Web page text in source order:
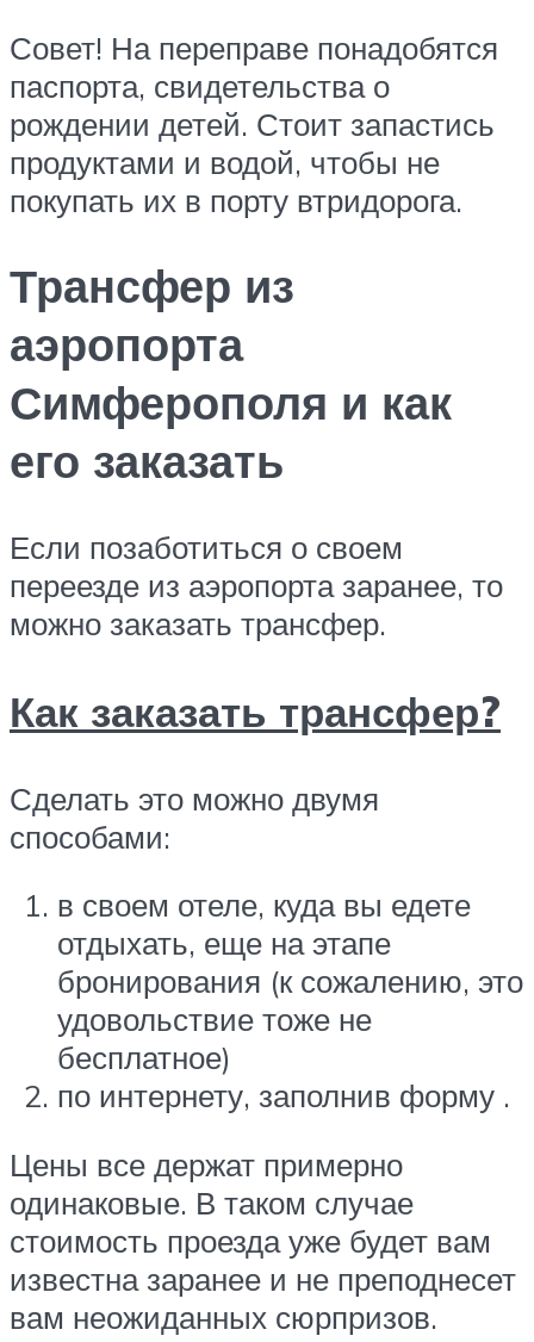
Совет! На переправе понадобятся
паспорта, свидетельства о
рождении детей. Стоит запастись
продуктами и водой, чтобы не
покупать их в порту втридорога.
Трансфер из
аэропорта
Симферополя и как
его заказать
Если позаботиться о своем
переезде из аэропорта заранее, то
можно заказать трансфер.
Как заказать трансфер?
Сделать это можно двумя
способами:
в своем отеле, куда вы едете
отдыхать, еще на этапе
бронирования (к сожалению, это
удовольствие тоже не
бесплатное)
по интернету, заполнив форму .
Цены все держат примерно
одинаковые. В таком случае
стоимость проезда уже будет вам
известна заранее и не преподнесет
вам неожиданных сюрпризов.